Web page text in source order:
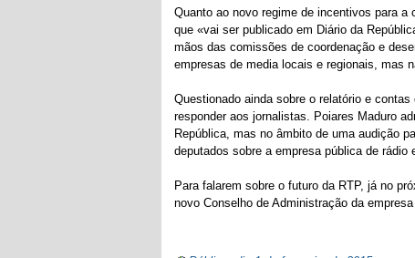
Quanto ao novo regime de incentivos para
que «vai ser publicado em Diário da
mãos das comissões de coordenação e
empresas de media locais e regionais, mas
Questionado ainda sobre o relatório e
responder aos jornalistas. Poiares Maduro
República, mas no âmbito de uma audição
deputados sobre a empresa pública de rádio
Para falarem sobre o futuro da RTP, já no
novo Conselho de Administração da